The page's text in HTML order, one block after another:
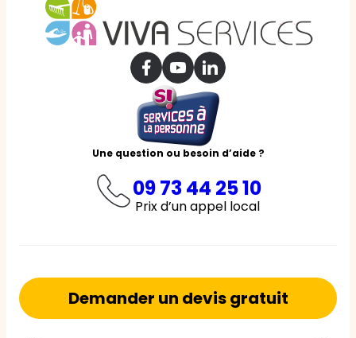
Une question ou besoin d’aide ?
09 73 44 25 10
Prix d’un appel local
Demander un devis gratuit